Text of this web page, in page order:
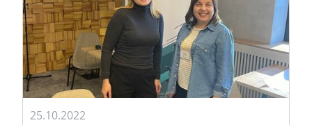
25.10.2022